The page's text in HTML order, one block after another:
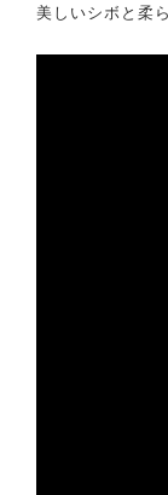
美しいシボと柔